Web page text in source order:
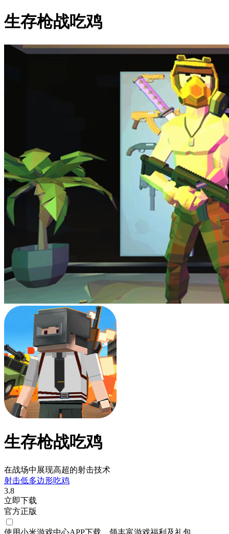
生存枪战吃鸡
生存枪战吃鸡
在战场中展现高超的射击技术
射击低多边形吃鸡
3.8
立即下载
官方正版
使用小米游戏中心APP下载 ，领丰富游戏福利 及礼包